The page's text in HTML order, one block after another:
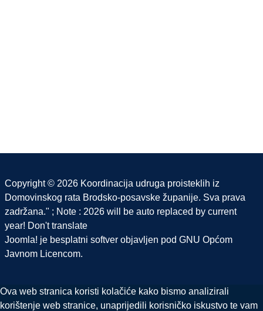
Copyright © 2026 Koordinacija udruga proisteklih iz
Domovinskog rata Brodsko-posavske županije. Sva prava
zadržana." ; Note : 2026 will be auto replaced by current
year! Don't translate
Joomla! je besplatni softver objavljen pod GNU Općom
Javnom Licencom.
Ova web stranica koristi kolačiće kako bismo analizirali
korištenje web stranice, unaprijedili korisničko iskustvo te vam